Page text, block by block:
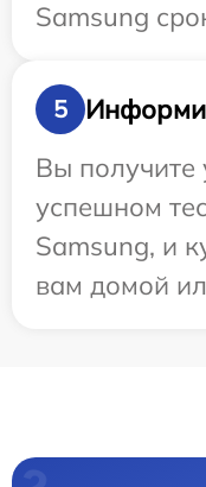
Samsung
5
Вы получите
успешном
Samsung, и
вам домой